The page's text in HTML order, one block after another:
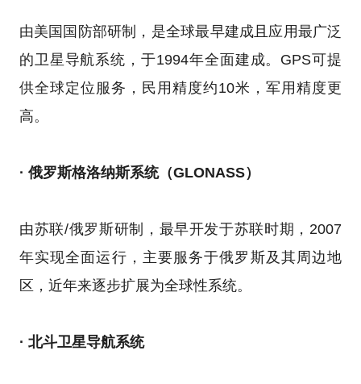
由美国国防部研制，是全球最早建成且应用最广泛
的卫星导航系统，于1994年全面建成。GPS可提
供全球定位服务，民用精度约10米，军用精度更
高。
· 俄罗斯格洛纳斯系统（GLONASS）
由苏联/俄罗斯研制，最早开发于苏联时期，2007
年实现全面运行，主要服务于俄罗斯及其周边地
区，近年来逐步扩展为全球性系统。
· 北斗卫星导航系统